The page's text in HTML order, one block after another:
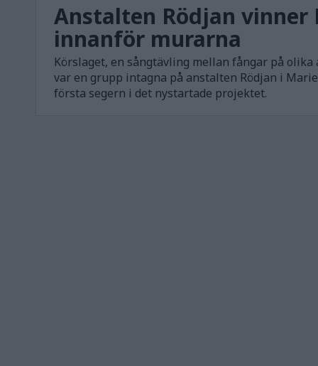
Anstalten Rödjan vinner
innanför murarna
Körslaget, en sångtävling mellan fångar på
var en grupp intagna på anstalten Rödjan i
första segern i det nystartade projektet.